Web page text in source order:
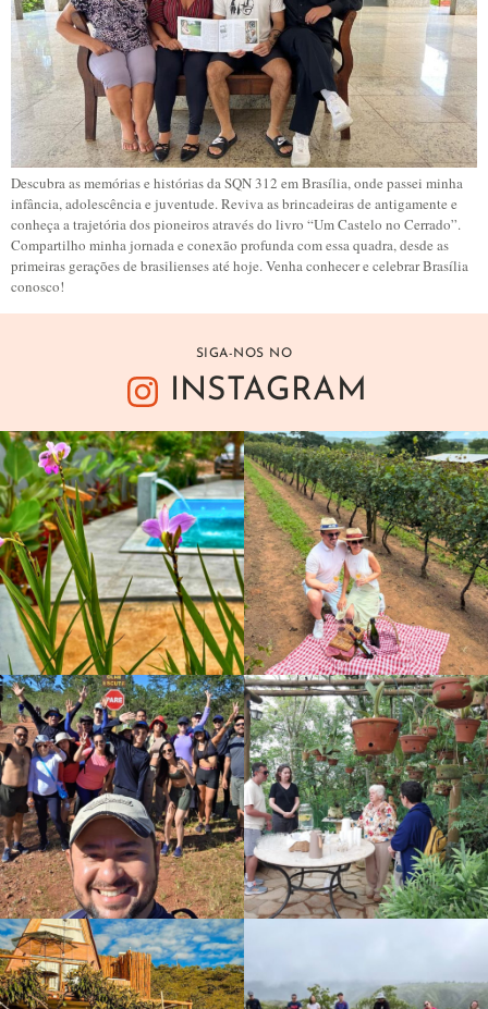
Descubra as memórias e histórias da SQN 312 em Brasília, onde passei minha
infância, adolescência e juventude. Reviva as brincadeiras de antigamente e
conheça a trajetória dos pioneiros através do livro “Um Castelo no Cerrado”.
Compartilho minha jornada e conexão profunda com essa quadra, desde as
primeiras gerações de brasilienses até hoje. Venha conhecer e celebrar Brasília
conosco!
SIGA-NOS NO
INSTAGRAM